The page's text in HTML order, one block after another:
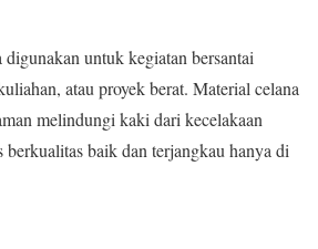
untuk kegiatan bersantai
atau proyek berat. Material celana
melindungi kaki dari kecelakaan
berkualitas baik dan terjangkau hanya di